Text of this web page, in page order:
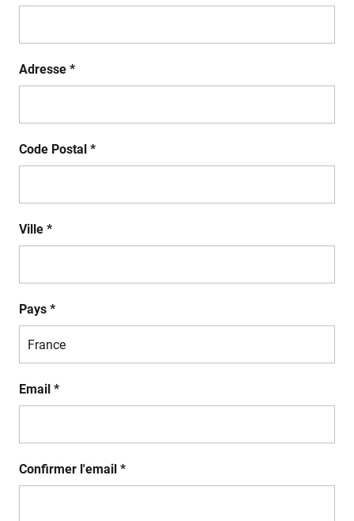
Adresse *
Code Postal *
Ville *
Pays *
Email *
Confirmer l'email *